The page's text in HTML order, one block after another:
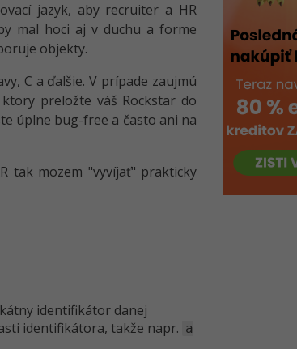
jazyk, aby recruiter a HR
mal hoci aj v duchu a forme
objekty.
C a ďalšie. V prípade zaujmú
preložte váš Rockstar do
úplne bug-free a často ani na
tak mozem "vyvíjať" prakticky
identifikátor danej
identifikátora, takže napr. a